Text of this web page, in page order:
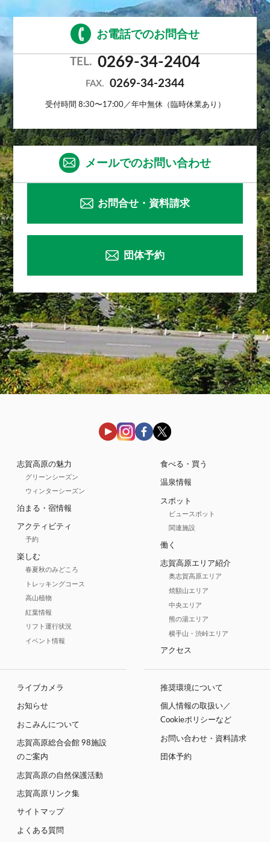
お電話でのお問合せ
TEL. 0269-34-2404
FAX. 0269-34-2344
受付時間 8:30〜17:00／年中無休（臨時休業あり）
メールでのお問い合わせ
お問合せ・資料請求
団体予約
志賀高原の魅力
グリーンシーズン
ウィンターシーズン
泊まる・宿情報
アクティビティ
予約
楽しむ
春夏秋のみどころ
トレッキングコース
高山植物
紅葉情報
リフト運行状況
イベント情報
食べる・買う
温泉情報
スポット
ビュースポット
関連施設
働く
志賀高原エリア紹介
奥志賀高原エリア
焼額山エリア
中央エリア
熊の湯エリア
横手山・渋峠エリア
アクセス
ライブカメラ
お知らせ
おこみんについて
志賀高原総合会館 98施設
のご案内
志賀高原の自然保護活動
志賀高原リンク集
サイトマップ
よくある質問
推奨環境について
個人情報の取扱い／
Cookieポリシーなど
お問い合わせ・資料請求
団体予約